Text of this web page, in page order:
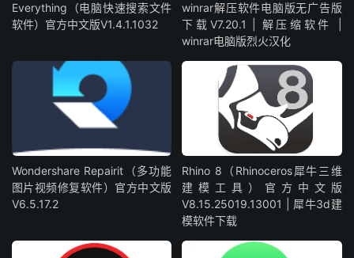
Everything（电脑快速搜索文件
软件）官方中文版V1.4.1.1032
winrar解压软件电脑版无广告版
下载V7.20.1 | 解压缩软件 |
winrar电脑版烈火汉化
Wondershare Repairit（多功能
图片视频修复软件）官方中文版
V6.5.17.2
Rhino 8（Rhinoceros犀牛三维
建模工具）官方中文版
V8.15.25019.13001 | 犀牛3d建
模软件下载